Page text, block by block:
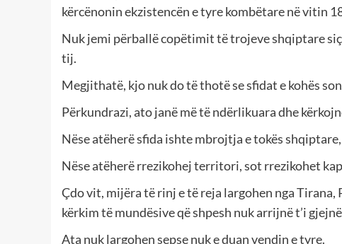
kërcënonin ekzistencën e tyre kombëtare në vitin
Nuk jemi përballë copëtimit të trojeve shqiptare
tij.
Megjithatë, kjo nuk do të thotë se sfidat e kohës
Përkundrazi, ato janë më të ndërlikuara dhe
Nëse atëherë sfida ishte mbrojtja e tokës
Nëse atëherë rrezikohej territori, sot rrezikohet
Çdo vit, mijëra të rinj e të reja largohen nga
kërkim të mundësive që shpesh nuk arrijnë t’i
Ata nuk largohen sepse nuk e duan vendin e tyre.